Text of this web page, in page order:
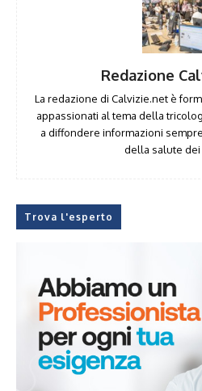
Redazione
La redazione di Calvizie.net è
appassionati al tema della
a diffondere informazioni
della salute dei
Trova l'esperto